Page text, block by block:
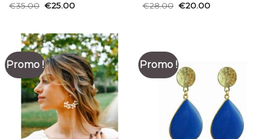
€35.00 €25.00
€28.00 €20.00
Promo ! Promo !